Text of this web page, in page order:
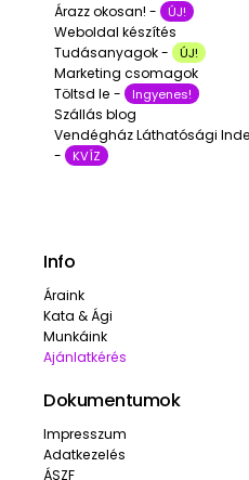
Árazz okosan! - ÚJ!
Weboldal készítés
Tudásanyagok -
ÚJ!
Marketing csomagok
Töltsd le -
Ingyenes!
Szállás blog
Vendégház Láthatósági
-
KVÍZ
Info
Áraink
Kata & Ági
Munkáink
Ajánlatkérés
Dokumentumok
Impresszum
Adatkezelés
ÁSZF